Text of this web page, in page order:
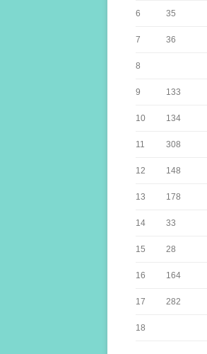
6 35
7 36
8
9 133
10 134
11 308
12 148
13 178
14 33
15 28
16 164
17 282
18